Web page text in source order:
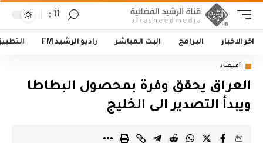
أأ
اخر الاخبار البرامج البث المباشر راديو الرشيد FM
أقتصاد
العراق يحقق وفرة بمحصول البطاطا
ويبدأ التصدير الى الخليج